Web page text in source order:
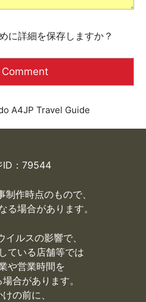
に詳細を保存しますか？
A4JP Travel Guide
ID：79544
作時点のもので、
る場合があります。
イルスの影響で、
ている店舗等では
や営業時間を
合があります。
の前に、